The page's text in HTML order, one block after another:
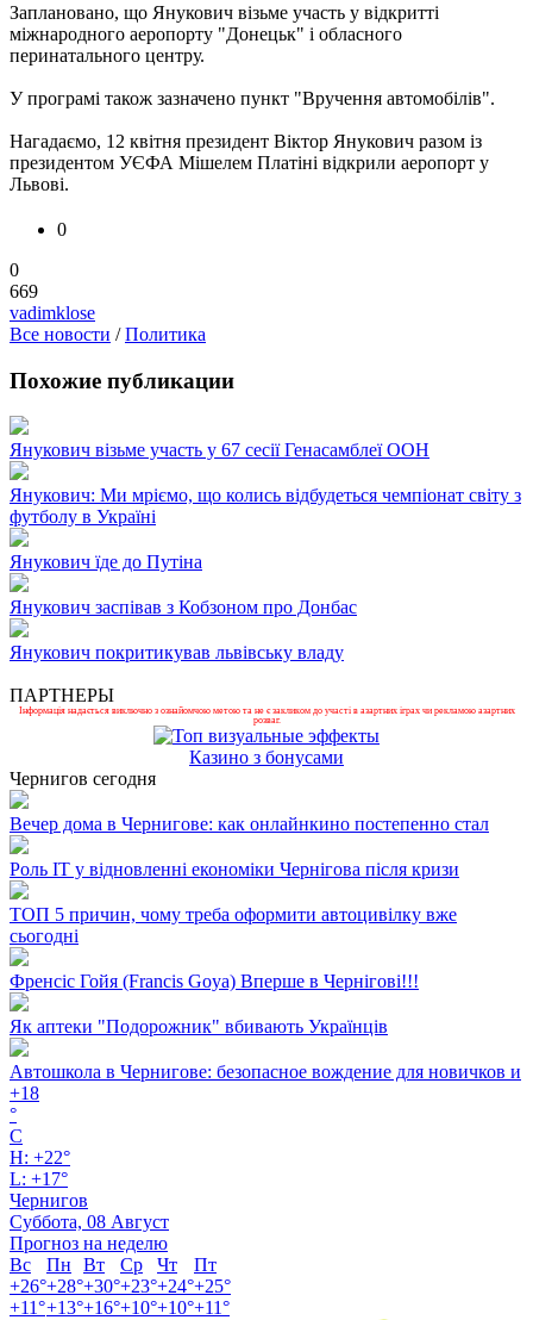
Заплановано, що Янукович візьме участь у відкритті
міжнародного аеропорту "Донецьк" і обласного
перинатального центру.
У програмі також зазначено пункт "Вручення автомобілів".
Нагадаємо, 12 квітня президент Віктор Янукович разом із
президентом УЄФА Мішелем Платіні відкрили аеропорт у
Львові.
0
0
669
vadimklose
Все новости /Политика
Похожие публикации
Янукович візьме участь у 67 сесії Генасамблеї ООН
Янукович: Ми мріємо, що колись відбудеться чемпіонат світу з
футболу в Україні
Янукович їде до Путіна
Янукович заспівав з Кобзоном про Донбас
Янукович покритикував львівську владу
ПАРТНЕРЫ
Інформація надається виключно з ознайомчою метою та не є закликом до участі в азартних іграх чи рекламою азартних
розваг.
Казино з бонусами
Чернигов сегодня
Вечер дома в Чернигове: как онлайнкино постепенно стал
Роль ІТ у відновленні економіки Чернігова після кризи
ТОП 5 причин, чому треба оформити автоцивілку вже
сьогодні
Френсіс Гойя (Francis Goya) Вперше в Чернігові!!!
Як аптеки "Подорожник" вбивають Українців
Автошкола в Чернигове: безопасное вождение для новичков и
+18
°
C
H: +22°
L: +17°
Чернигов
Суббота, 08 Август
Прогноз на неделю
Вс
Пн Вт Ср Чт
Пт
+26°+28°+30°+23°+24°+25°
+11°+13°+16°+10°+10°+11°